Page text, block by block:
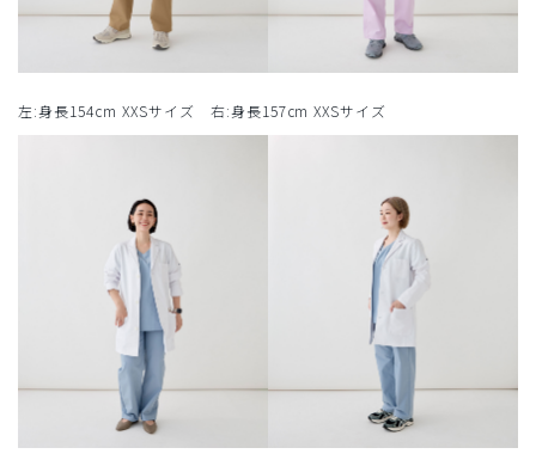
左:身長154cm XXSサイズ 右:身長157cm XXSサイズ